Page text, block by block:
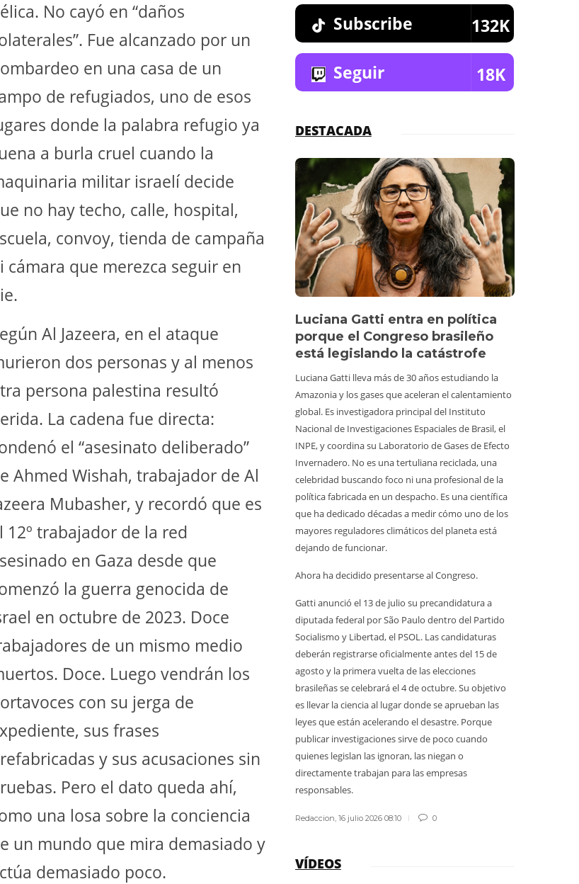
No cayó en “daños
Fue alcanzado por un
en una casa de un
de refugiados, uno de esos
donde la palabra refugio ya
a burla cruel cuando la
militar israelí decide
no hay techo, calle, hospital,
convoy, tienda de campaña
cámara que merezca seguir en
Al Jazeera, en el ataque
dos personas y al menos
persona palestina resultó
La cadena fue directa:
el “asesinato deliberado”
Ahmed Wishah, trabajador de Al
Mubasher, y recordó que es
12º trabajador de la red
en Gaza desde que
la guerra genocida de
en octubre de 2023. Doce
de un mismo medio
Doce. Luego vendrán los
con su jerga de
sus frases
y sus acusaciones sin
Pero el dato queda ahí,
una losa sobre la conciencia
un mundo que mira demasiado y
demasiado poco.
Subscribe 132K
Seguir 18K
DESTACADA
Luciana Gatti entra en política
porque el Congreso brasileño
está legislando la catástrofe
Luciana Gatti lleva más de 30 años estudiando la
Amazonia y los gases que aceleran el calentamiento
global. Es investigadora principal del Instituto
Nacional de Investigaciones Espaciales de Brasil, el
INPE, y coordina su Laboratorio de Gases de Efecto
Invernadero. No es una tertuliana reciclada, una
celebridad buscando foco ni una profesional de la
política fabricada en un despacho. Es una científica
que ha dedicado décadas a medir cómo uno de los
mayores reguladores climáticos del planeta está
dejando de funcionar.
Ahora ha decidido presentarse al Congreso.
Gatti anunció el 13 de julio su precandidatura a
diputada federal por São Paulo dentro del Partido
Socialismo y Libertad, el PSOL. Las candidaturas
deberán registrarse oficialmente antes del 15 de
agosto y la primera vuelta de las elecciones
brasileñas se celebrará el 4 de octubre. Su objetivo
es llevar la ciencia al lugar donde se aprueban las
leyes que están acelerando el desastre. Porque
publicar investigaciones sirve de poco cuando
quienes legislan las ignoran, las niegan o
directamente trabajan para las empresas
responsables.
Redaccion 16 julio 2026 08:10 0
VÍDEOS